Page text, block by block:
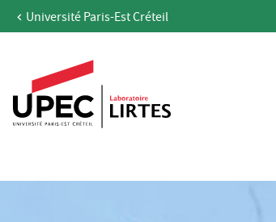
Aller au contenu
Accès directs
Recherche
Université Paris-Est Créteil